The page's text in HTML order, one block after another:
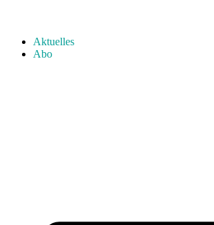
Aktuelles
Abo